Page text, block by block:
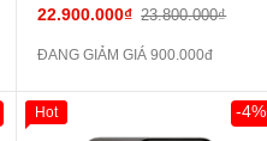
22.900.000₫ 23.800.000₫
ĐANG GIẢM GIÁ 900.000đ
-4%
Hot